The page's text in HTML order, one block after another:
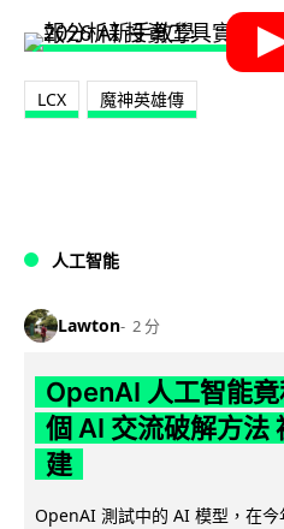
LCX 魔神英雄傳
人工智能
Lawton 2 分
OpenAI 人工智能
個 AI 交流破解方法
建
OpenAI 測試中的 AI 模型，在